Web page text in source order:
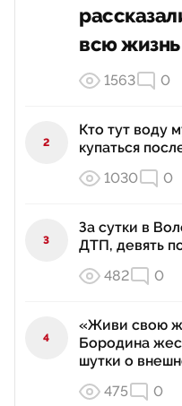
всю
1563 0
2
Кто тут воду
купаться
1030
0
3
За сутки в
ДТП, девять
482
0
4
«Живи свою
Бородина
шутки о
475
0